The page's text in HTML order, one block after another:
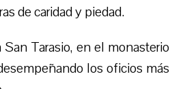
de caridad y piedad.
Tarasio, en el monasterio
los oficios más